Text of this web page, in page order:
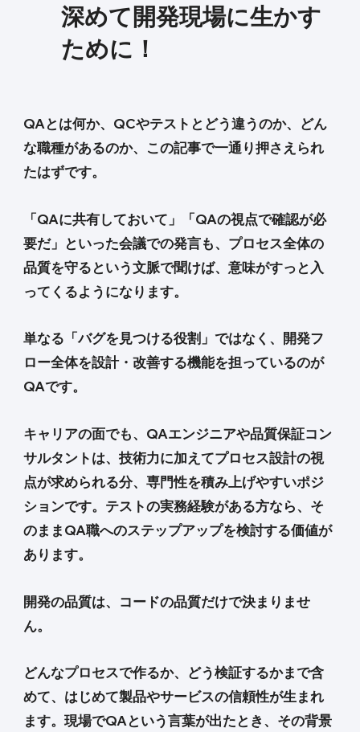
深めて開発現場に生かす
ために！
QAとは何か、QCやテストとどう違うのか、どん
な職種があるのか、この記事で一通り押さえられ
たはずです。
「QAに共有しておいて」「QAの視点で確認が必
要だ」といった会議での発言も、プロセス全体の
品質を守るという文脈で聞けば、意味がすっと入
ってくるようになります。
単なる「バグを見つける役割」ではなく、開発フ
ロー全体を設計・改善する機能を担っているのが
QAです。
キャリアの面でも、QAエンジニアや品質保証コン
サルタントは、技術力に加えてプロセス設計の視
点が求められる分、専門性を積み上げやすいポジ
ションです。テストの実務経験がある方なら、そ
のままQA職へのステップアップを検討する価値が
あります。
開発の品質は、コードの品質だけで決まりませ
ん。
どんなプロセスで作るか、どう検証するかまで含
めて、はじめて製品やサービスの信頼性が生まれ
ます。現場でQAという言葉が出たとき、その背景